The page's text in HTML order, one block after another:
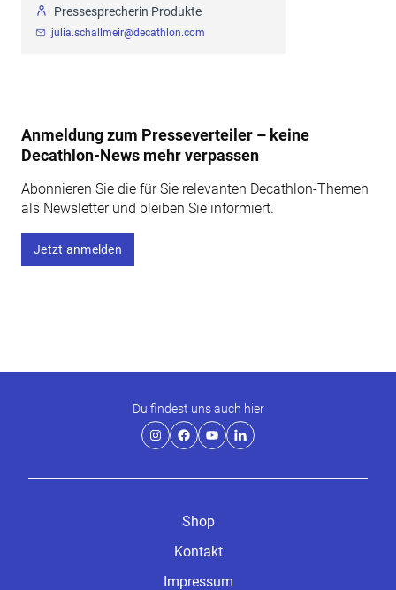
Pressesprecherin Produkte
julia.schallmeir@decathlon.com
Anmeldung zum Presseverteiler – keine
Decathlon-News mehr verpassen
Abonnieren Sie die für Sie relevanten Decathlon-Themen
als Newsletter und bleiben Sie informiert.
Jetzt anmelden
Du findest uns auch hier
Shop
Kontakt
Impressum